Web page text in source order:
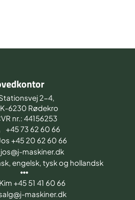
2-4,
6230 Rødekro
nr.: 44156253
+45 73 62 60 66
+45 20 62 60 66
jos@j-maskiner.dk
engelsk, tysk og hollandsk
Kim +45 51 41 60 66
maskiner.dk